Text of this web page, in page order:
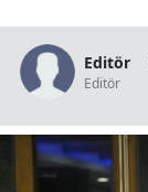
Editör
Editör